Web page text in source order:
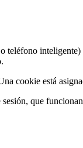
teléfono
cookie está
que